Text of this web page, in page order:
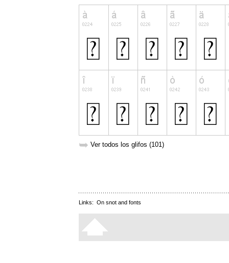
➥ Ver todos los glifos (101)
Links: On snot and fonts